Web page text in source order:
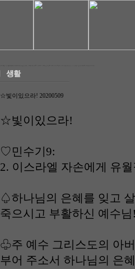
☆빛이있으라! 20200509
☆빛이있으라!
♡민수기9:
2. 이스라엘 자손에게 유
♤하나님의 은혜를 잊고
죽으시고 부활하신 예수
♧주 예수 그리스도의 아
부어 주소서 하나님의 은